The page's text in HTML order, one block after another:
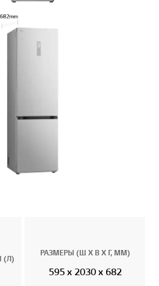
(Л)
РАЗМЕРЫ (Ш X В X Г, ММ)
595 x 2030 x 682